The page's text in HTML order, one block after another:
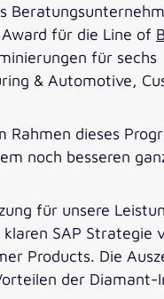
für die Line of
für sechs
& Automotive,
dieses
noch besseren
für unsere
SAP Strategie
Products. Die
der